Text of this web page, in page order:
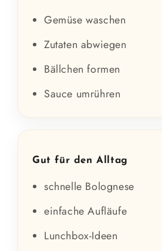
Gemüse waschen
Zutaten abwiegen
Bällchen formen
Sauce umrühren
Gut für den Alltag
schnelle Bolognese
einfache Aufläufe
Lunchbox-Ideen